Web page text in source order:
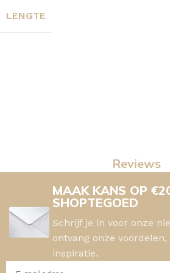
LENGTE
Reviews
MAAK KANS OP
SHOPTEGOED
Schrijf je in voor onze
ontvang onze
inspiratie.